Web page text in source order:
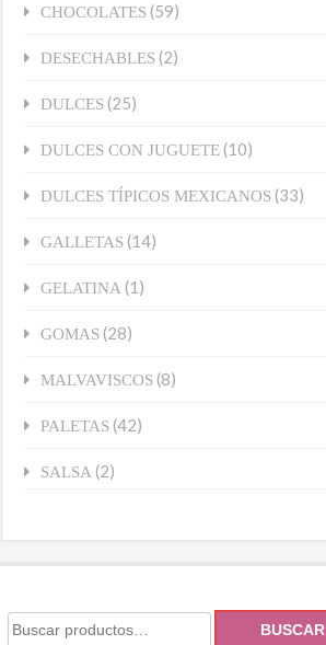
CHOCOLATES (59)
DESECHABLES (2)
DULCES (25)
DULCES CON JUGUETE (10)
DULCES TÍPICOS MEXICANOS (33)
GALLETAS (14)
GELATINA (1)
GOMAS (28)
MALVAVISCOS (8)
PALETAS (42)
SALSA (2)
BUSCAR